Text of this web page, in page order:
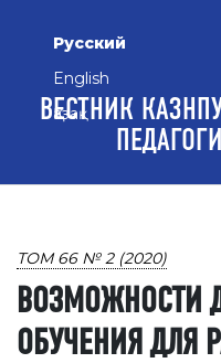
Русский
English
Қазақ
ВЕСТНИК
ТОМ 66 № 2 (2020)
ВОЗМОЖНОСТИ
ОБУЧЕНИЯ ДЛЯ